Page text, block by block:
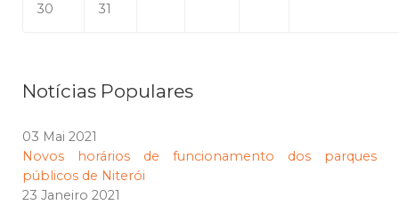
30 31
Notícias Populares
03 Mai 2021
Novos horários de funcionamento dos parques
públicos de Niterói
23 Janeiro 2021